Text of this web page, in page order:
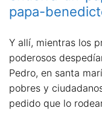
papa-
Y allí, mientras los
poderosos
Pedro, en santa
pobres y
pedido que lo